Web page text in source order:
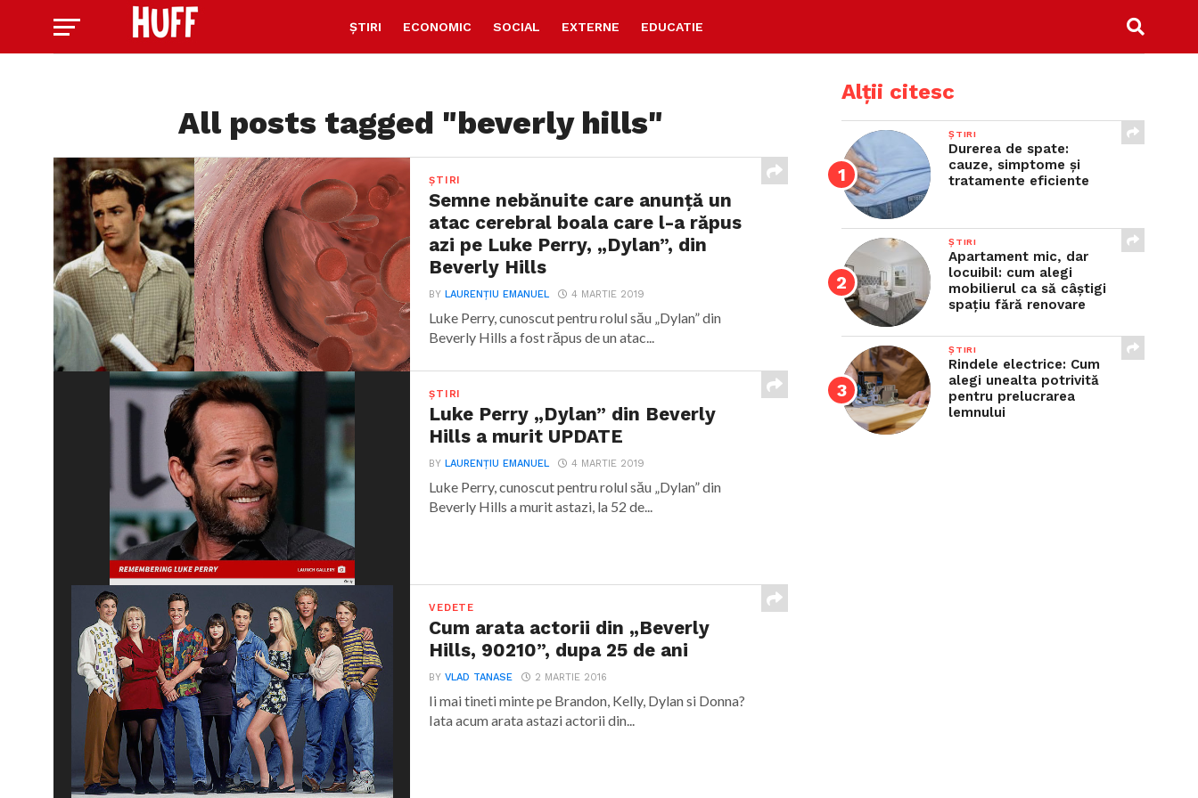
ȘTIRI ECONOMIC SOCIAL EXTERNE EDUCATIE
All posts tagged "beverly hills"
ȘTIRI
Semne nebănuite care anunță un
atac cerebral boala care l-a răpus
azi pe Luke Perry, „Dylan”, din
Beverly Hills
BYLAURENȚIU EMANUEL 4 MARTIE 2019
Luke Perry, cunoscut pentru rolul său „Dylan” din
Beverly Hills a fost răpus de un atac...
ȘTIRI
Luke Perry „Dylan” din Beverly
Hills a murit UPDATE
BYLAURENȚIU EMANUEL 4 MARTIE 2019
Luke Perry, cunoscut pentru rolul său „Dylan” din
Beverly Hills a murit astazi, la 52 de...
VEDETE
Cum arata actorii din „Beverly
Hills, 90210”, dupa 25 de ani
BYVLAD TANASE 2 MARTIE 2016
Ii mai tineti minte pe Brandon, Kelly, Dylan si Donna?
Iata acum arata astazi actorii din...
Alții citesc
ȘTIRI
Durerea de spate:
cauze, simptome și
tratamente eficiente
ȘTIRI
Apartament mic, dar
locuibil: cum alegi
mobilierul ca să câștigi
spațiu fără renovare
ȘTIRI
Rindele electrice: Cum
alegi unealta potrivită
pentru prelucrarea
lemnului